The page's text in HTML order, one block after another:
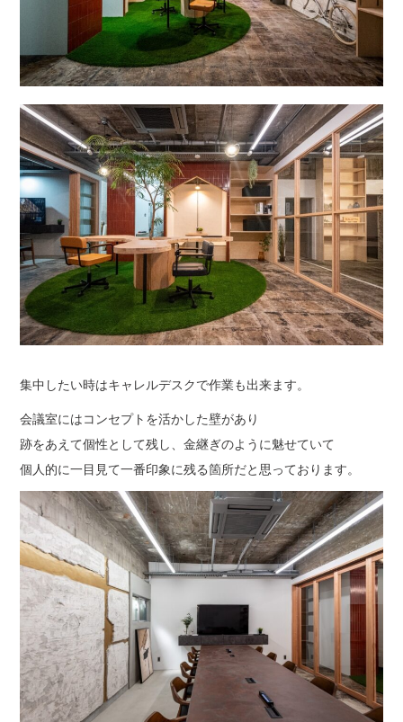
集中したい時はキャレルデスクで作業も出来ます。
会議室にはコンセプトを活かした壁があり
跡をあえて個性として残し、金継ぎのように魅せていて
個人的に一目見て一番印象に残る箇所だと思っております。